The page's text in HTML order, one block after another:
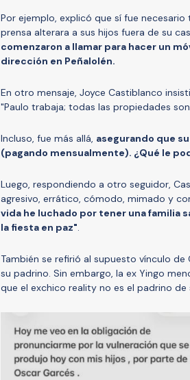
Por ejemplo, explicó que sí fue
prensa alterara a sus hijos fuera de su
comenzaron a llamar para hacer un
dirección en Peñalolén.
En otro mensaje, Joyce Castiblanco
"Paulo trabaja; todas las propiedades
Incluso, fue más allá, asegurando que
(pagando mensualmente). ¿Qué le
Luego, respondiendo a otro seguidor,
agresivo, errático, cómodo, mimado y
vida he luchado por tener una familia
la fiesta en paz".
También se refirió al supuesto vínculo
su padrino. Sin embargo, la ex Yingo
que el exchico reality no es el padrino de